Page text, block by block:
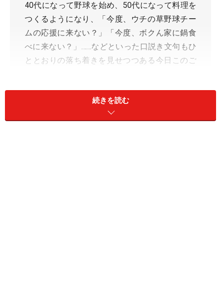
40代になって野球を始め、50代になって料理を
つくるようになり、「今度、ウチの草野球チー
ムの応援に来ない？」「今度、ボクん家に鍋食
べに来ない？」……などといった口説き文句もひ
ととおりの落ち着きを見せつつある今日このご
たのが、なにを隠そう「ヨガ」であります。
続きを読む